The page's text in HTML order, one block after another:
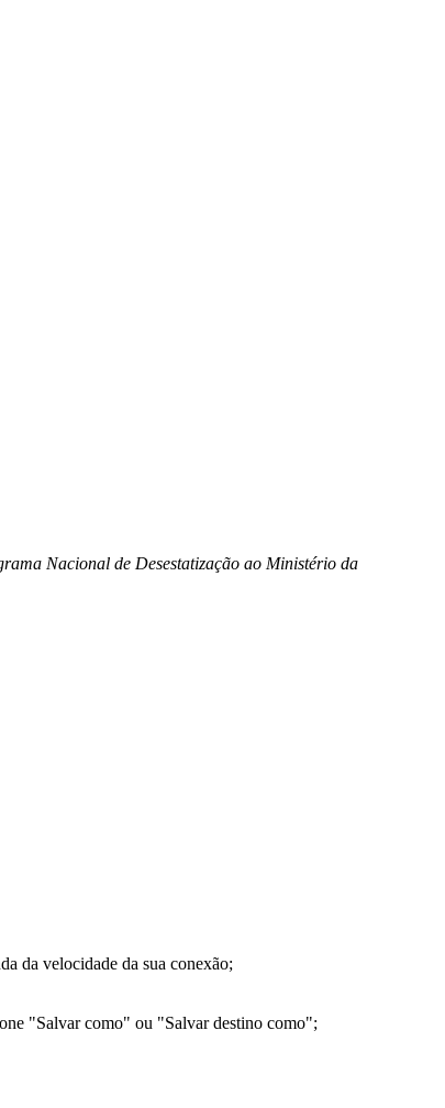
Nacional de Desestatização ao Ministério da
da velocidade da sua conexão;
"Salvar como" ou "Salvar destino como";